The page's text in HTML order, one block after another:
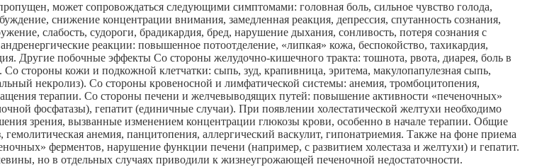
может сопровождаться следующими симптомами: головная боль, сильное чувство голода,
снижение концентрации внимания, замедленная реакция, депрессия, спутанность сознания,
слабость, судороги, брадикардия, бред, нарушение дыхания, сонливость, потеря сознания с
реакции: повышенное потоотделение, «липкая» кожа, беспокойство, тахикардия,
Другие побочные эффекты Со стороны желудочно-кишечного тракта: тошнота, рвота, диарея, боль в
стороны кожи и подкожной клетчатки: сыпь, зуд, крапивница, эритема, макулопапулезная сыпь,
некролиз). Со стороны кровеносной и лимфатической системы: анемия, тромбоцитопения,
терапии. Со стороны печени и желчевыводящих путей: повышение активности «печеночных»
фосфатазы), гепатит (единичные случаи). При появлении холестатической желтухи необходимо
зрения, вызванные изменением концентрации глюкозы крови, особенно в начале терапии. Общие
анемия, панцитопения, аллергический васкулит, гипонатриемия. Также на фоне приема
ферментов, нарушение функции печени (например, с развитием холестаза и желтухи) и гепатит.
но в отдельных случаях приводили к жизнеугрожающей печеночной недостаточности.